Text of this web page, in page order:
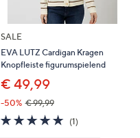
SALE
EVA LUTZ Cardigan Kragen
Knopfleiste figurumspielend
€ 49,99
-50% € 99,99
5.0
von
(1)1